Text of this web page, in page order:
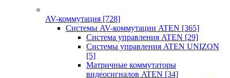
AV-коммутация [728]
Системы AV-коммутации ATEN [365]
Система управления ATEN [29]
Системы управления ATEN UNIZON
[5]
Матричные коммутаторы
видеосигналов ATEN [34]